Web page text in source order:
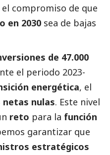
compromiso de que
en 2030 sea de bajas
de 47.000
el periodo 2023-
energética, el
netas nulas. Este nivel
reto para la función
garantizar que
estratégicos